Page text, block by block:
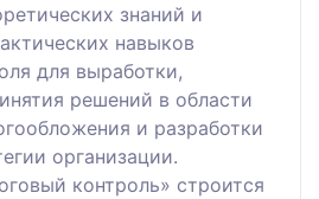
знаний и
навыков
для выработки,
решений в области
и разработки
организации.
контроль» строится